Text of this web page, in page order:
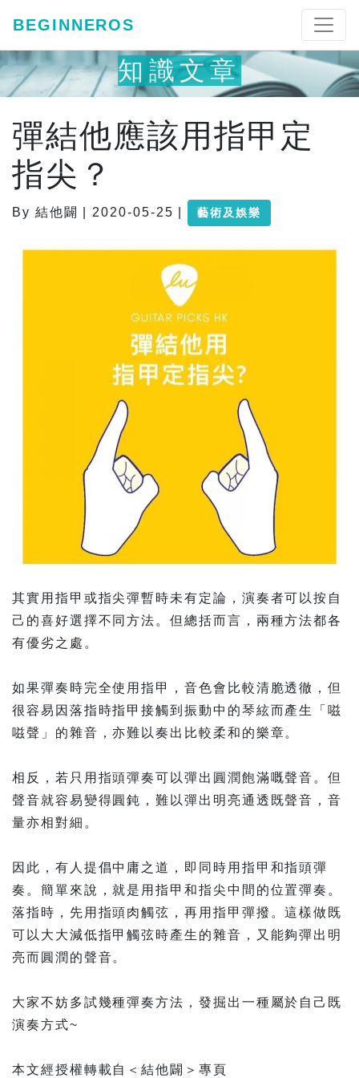
BEGINNEROS
知識文章
彈結他應該用指甲定
指尖？
By 結他闢 | 2020-05-25 | 藝術及娛樂
其實用指甲或指尖彈暫時未有定論，演奏者可以按自
己的喜好選擇不同方法。但總括而言，兩種方法都各
有優劣之處。⠀
如果彈奏時完全使用指甲，音色會比較清脆透徹，但
很容易因落指時指甲接觸到振動中的琴絃而產生「嗞
嗞聲」的雜音，亦難以奏出比較柔和的樂章。⠀
相反，若只用指頭彈奏可以彈出圓潤飽滿嘅聲音。但
聲音就容易變得圓鈍，難以彈出明亮通透既聲音，音
量亦相對細。⠀
因此，有人提倡中庸之道，即同時用指甲和指頭彈
奏。簡單來說，就是用指甲和指尖中間的位置彈奏。
落指時，先用指頭肉觸弦，再用指甲彈撥。這樣做既
可以大大減低指甲觸弦時產生的雜音，又能夠彈出明
亮而圓潤的聲音。⠀
大家不妨多試幾種彈奏方法，發掘出一種屬於自己既
演奏方式~
本文經授權轉載自＜結他闢＞專頁